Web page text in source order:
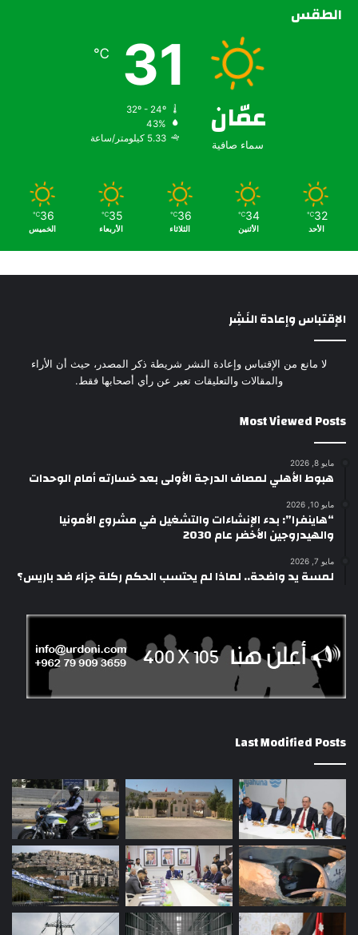
الطقس
عمّان
سماء صافية
31
℃
43%
5.33 كيلومتر/ساعة
32
℃
الأحد
34
℃
الأثنين
36
℃
الثلاثاء
35
℃
الأربعاء
36
℃
الخميس
الإقتباس وإعادة النَشِر
لا مانع من الإقتباس وإعادة النشر شريطة ذكر المصدر، حيث أن الأراء
والمقالات والتعليقات تعبر عن رأي أصحابها فقط.
Most Viewed Posts
مايو 8, 2026
هبوط الأهلي لمصاف الدرجة الأولى بعد خسارته أمام الوحدات
مايو 10, 2026
“هاينفرا”: بدء الإنشاءات والتشغيل في مشروع الأمونيا
والهيدروجين الأخضر عام 2030
مايو 7, 2026
لمسة يد واضحة.. لماذا لم يحتسب الحكم ركلة جزاء ضد باريس؟
Last Modified Posts